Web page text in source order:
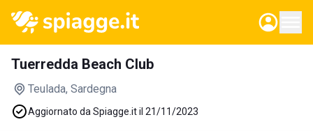
Tuerredda Beach Club
Teulada, Sardegna
Aggiornato da Spiagge.it il 21/11/2023